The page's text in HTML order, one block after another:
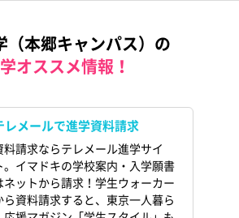
（本郷キャンパス）の
オススメ情報！
レメールで進学資料請求
料請求ならテレメール進学サイ
。イマドキの学校案内・入学願書
ネットから請求！学生ウォーカー
ら資料請求すると、東京一人暮ら